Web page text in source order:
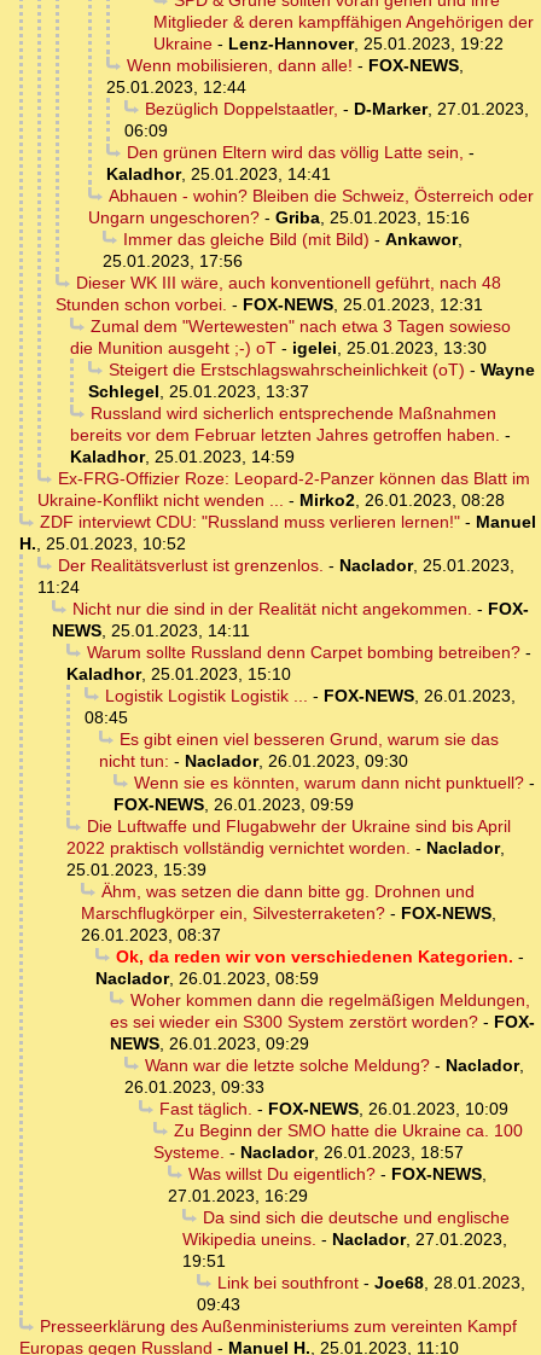
Mitglieder & deren kampffähigen Angehörigen der
Ukraine - Lenz-Hannover, 25.01.2023, 19:22
Wenn mobilisieren, dann alle! - FOX-NEWS,
25.01.2023, 12:44
Bezüglich Doppelstaatler, - D-Marker, 27.01.2023,
06:09
Den grünen Eltern wird das völlig Latte sein, -
Kaladhor, 25.01.2023, 14:41
Abhauen - wohin? Bleiben die Schweiz, Österreich oder
Ungarn ungeschoren? - Griba, 25.01.2023, 15:16
Immer das gleiche Bild (mit Bild) - Ankawor,
25.01.2023, 17:56
Dieser WK III wäre, auch konventionell geführt, nach 48
Stunden schon vorbei. - FOX-NEWS, 25.01.2023, 12:31
Zumal dem "Wertewesten" nach etwa 3 Tagen sowieso
die Munition ausgeht ;-) oT - igelei, 25.01.2023, 13:30
Steigert die Erstschlagswahrscheinlichkeit (oT) - Wayne
Schlegel, 25.01.2023, 13:37
Russland wird sicherlich entsprechende Maßnahmen
bereits vor dem Februar letzten Jahres getroffen haben. -
Kaladhor, 25.01.2023, 14:59
Ex-FRG-Offizier Roze: Leopard-2-Panzer können das Blatt im
Ukraine-Konflikt nicht wenden ... - Mirko2, 26.01.2023, 08:28
ZDF interviewt CDU: "Russland muss verlieren lernen!"- Manuel
H., 25.01.2023, 10:52
Der Realitätsverlust ist grenzenlos. - Naclador, 25.01.2023,
11:24
Nicht nur die sind in der Realität nicht angekommen. - FOX-
NEWS, 25.01.2023, 14:11
Warum sollte Russland denn Carpet bombing betreiben?-
Kaladhor, 25.01.2023, 15:10
Logistik Logistik Logistik ... - FOX-NEWS, 26.01.2023,
08:45
Es gibt einen viel besseren Grund, warum sie das
nicht tun: - Naclador, 26.01.2023, 09:30
Wenn sie es könnten, warum dann nicht punktuell?-
FOX-NEWS, 26.01.2023, 09:59
Die Luftwaffe und Flugabwehr der Ukraine sind bis April
2022 praktisch vollständig vernichtet worden. - Naclador,
25.01.2023, 15:39
Ähm, was setzen die dann bitte gg. Drohnen und
Marschflugkörper ein, Silvesterraketen? - FOX-NEWS,
26.01.2023, 08:37
Ok, da reden wir von verschiedenen Kategorien. -
Naclador, 26.01.2023, 08:59
Woher kommen dann die regelmäßigen Meldungen,
es sei wieder ein S300 System zerstört worden? - FOX-
NEWS, 26.01.2023, 09:29
Wann war die letzte solche Meldung?- Naclador,
26.01.2023, 09:33
Fast täglich. - FOX-NEWS, 26.01.2023, 10:09
Zu Beginn der SMO hatte die Ukraine ca. 100
Systeme. - Naclador, 26.01.2023, 18:57
Was willst Du eigentlich?- FOX-NEWS,
27.01.2023, 16:29
Da sind sich die deutsche und englische
Wikipedia uneins. - Naclador, 27.01.2023,
19:51
Link bei southfront- Joe68, 28.01.2023,
09:43
Presseerklärung des Außenministeriums zum vereinten Kampf
Europas gegen Russland - Manuel H., 25.01.2023, 11:10